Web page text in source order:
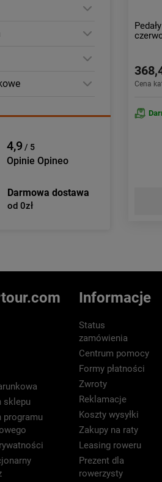
4,9 / 5
Opinie Opineo
Darmowa dostawa
od 0zł
Cena
sklepu
programu
Informacje
Status
zamówienia
Centrum pomocy
Formy płatności
Zwroty
Reklamacje
Koszty wysyłki
Zakupy na raty
Leasing roweru
Prezent dla
rowerzysty